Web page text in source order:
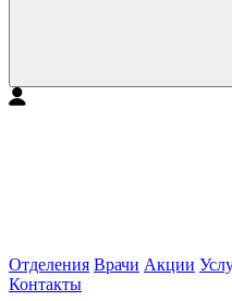
Отделения Врачи Акции
Контакты